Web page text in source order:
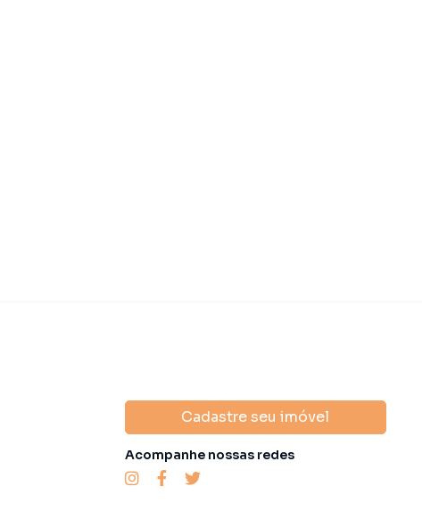
Cadastre seu imóvel
Acompanhe nossas redes